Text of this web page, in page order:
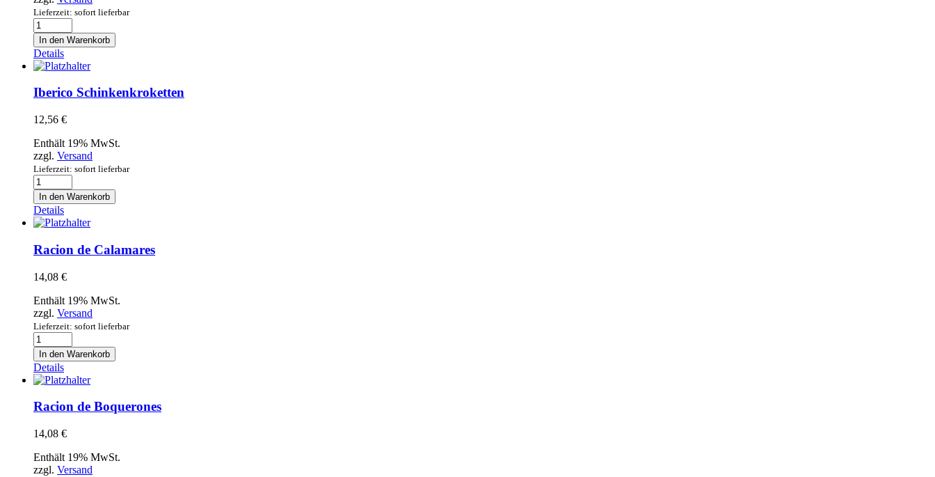
Lieferzeit: sofort lieferbar
Datteln
im
Duroc
Speckmantel
Menge
In den Warenkorb
Details
Iberico Schinkenkroketten
12,56 €
Enthält 19% MwSt.
zzgl. Versand
Lieferzeit: sofort lieferbar
Iberico
Schinkenkroketten
Menge
In den Warenkorb
Details
Racion de Calamares
14,08 €
Enthält 19% MwSt.
zzgl. Versand
Lieferzeit: sofort lieferbar
Racion
de
Calamares
Menge
In den Warenkorb
Details
Racion de Boquerones
14,08 €
Enthält 19% MwSt.
zzgl. Versand